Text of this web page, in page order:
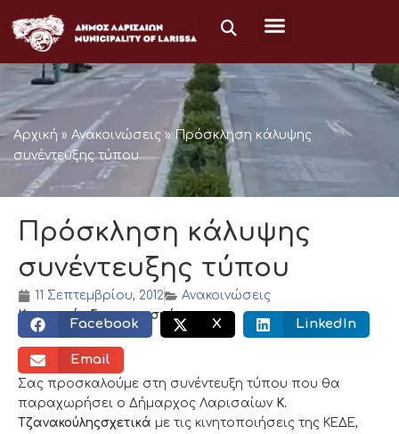
στο
περιεχόμενο
Αρχική » Ανακοινώσεις » Πρόσκληση κάλυψης
συνέντευξης τύπου
Πρόσκληση κάλυψης
συνέντευξης τύπου
11 Σεπτεμβρίου, 2012
Ανακοινώσεις
Κοινωνικός διαμοιρασμός:
Facebook X LinkedIn
Email
Σας προσκαλούμε στη συνέντευξη τύπου που θα
παραχωρήσει ο Δήμαρχος Λαρισαίων Κ.
Τζανακούληςσχετικά με τις κινητοποιήσεις της ΚΕΔΕ,